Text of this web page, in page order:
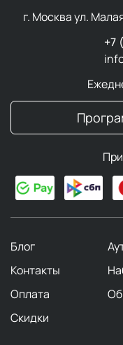
г. Москва ул.
+7
Блог
Контакты
Оплата
Скидки